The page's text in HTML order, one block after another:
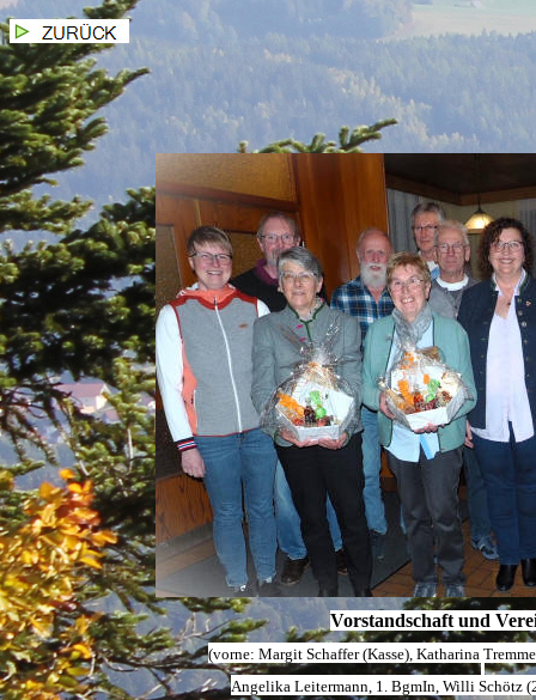
Vorstandschaft und
(vorne: Margit Schaffer (Kasse), Katharina
Angelika Leitermann, 1. BgmIn, Willi Schötz